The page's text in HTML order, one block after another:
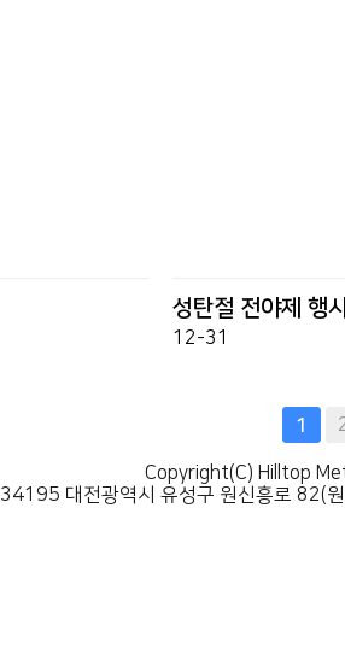
성탄절 전야제 행
12-31
1
Copyright(C) Hilltop
34195 대전광역시 유성구 원신흥로